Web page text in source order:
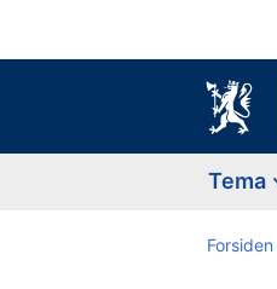
Tema
Forsiden